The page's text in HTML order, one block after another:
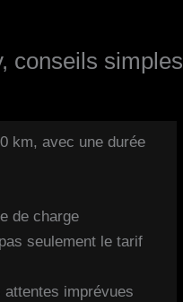
conseils simples
km, avec une durée
de charge
seulement le tarif
imprévues